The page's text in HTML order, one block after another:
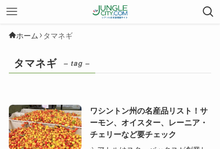
ホーム タマネギ
タマネギ – tag –
ワシントン州の名産品リスト！サ
ーモン、オイスター、レーニア・
チェリーなど要チェック